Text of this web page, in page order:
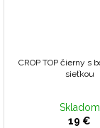
CROP TOP čierny s
sieťkou
Skladom
19 €